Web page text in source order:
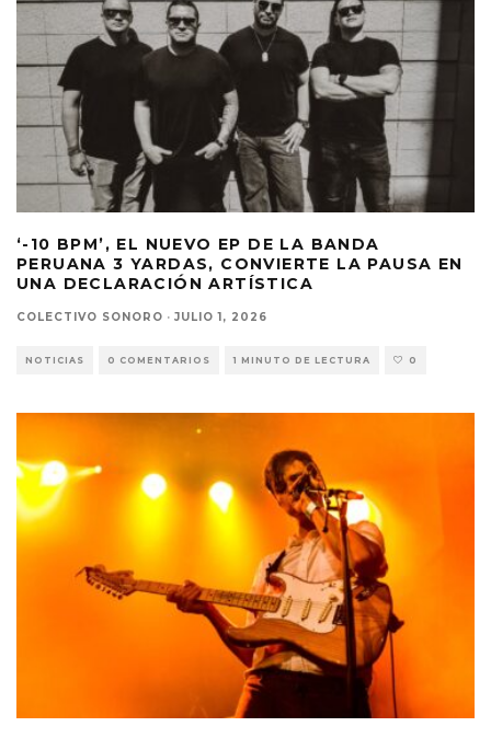
‘-10 BPM’, EL NUEVO EP DE LA BANDA
PERUANA 3 YARDAS, CONVIERTE LA PAUSA EN
UNA DECLARACIÓN ARTÍSTICA
COLECTIVO SONORO · JULIO 1, 2026
NOTICIAS 0 COMENTARIOS 1 MINUTO DE LECTURA 0